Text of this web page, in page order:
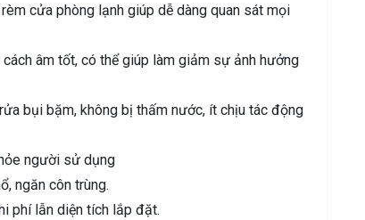
cửa phòng lạnh giúp dễ dàng quan sát mọi
cách âm tốt, có thể giúp làm giảm sự ảnh hưởng
bụi bặm, không bị thấm nước, ít chịu tác động
người sử dụng
ngăn côn trùng.
phí lẫn diện tích lắp đặt.